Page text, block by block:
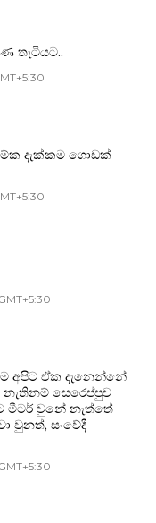
තැටියට..
දැක්කම ගොඩක්
අපිට ඒක දැනෙන්නේ
සෙරෙප්පුව
මීටර් වුනේ නැත්තේ
වුනත්, සංවේදී